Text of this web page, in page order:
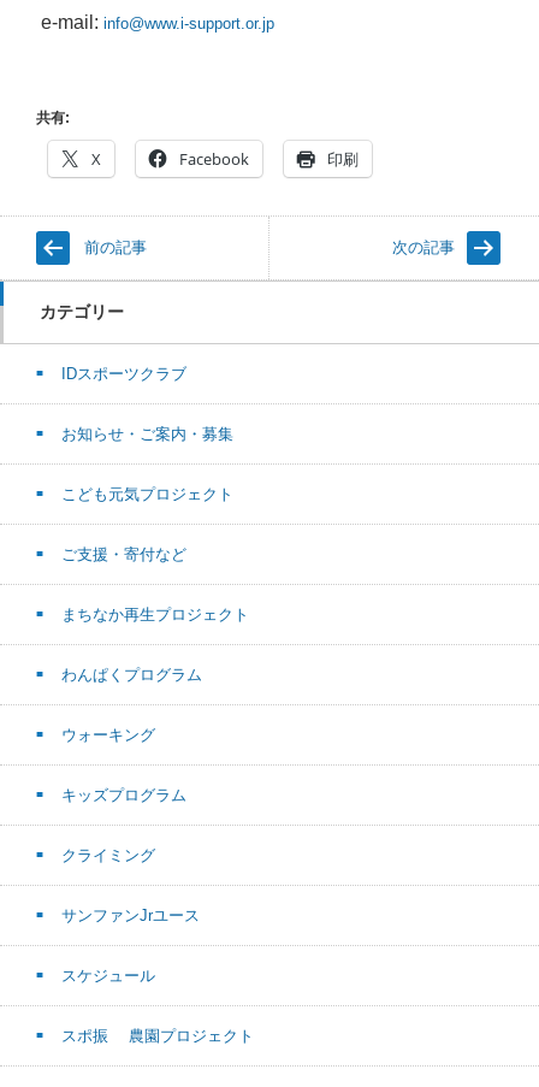
e-mail: info@www.i-support.or.jp
共有:
X Facebook 印刷
前の記事 次の記事
カテゴリー
IDスポーツクラブ
お知らせ・ご案内・募集
こども元気プロジェクト
ご支援・寄付など
まちなか再生プロジェクト
わんぱくプログラム
ウォーキング
キッズプログラム
クライミング
サンファンJrユース
スケジュール
スポ振 農園プロジェクト